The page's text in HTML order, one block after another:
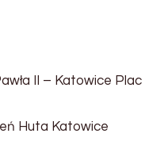
II – Katowice Plac
Huta Katowice